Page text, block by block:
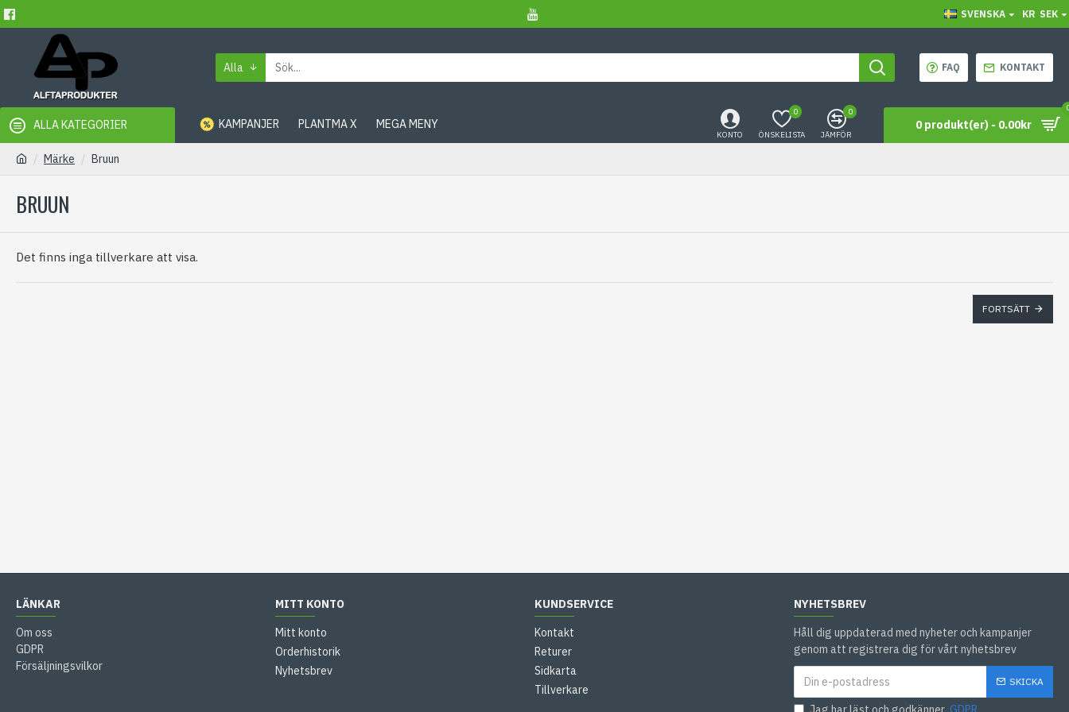
SVENSKA KR SEK
Alla FAQ KONTAKT
ALLA KATEGORIER KAMPANJER PLANTMA X MEGA MENY
KONTO ÖNSKELISTA
0
JÄMFÖR
0
0 produkt(er) - 0.00kr
Märke Bruun
BRUUN
Det finns inga tillverkare att visa.
FORTSÄTT
LÄNKAR
Om oss
GDPR
Försäljningsvilkor
MITT KONTO
Mitt konto
Orderhistorik
Nyhetsbrev
KUNDSERVICE
Kontakt
Returer
Sidkarta
Tillverkare
NYHETSBREV
Håll dig uppdaterad med nyheter och kampanjer
genom att registrera dig för vårt nyhetsbrev
SKICKA